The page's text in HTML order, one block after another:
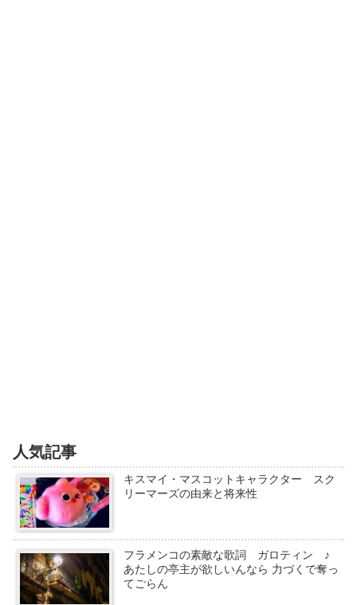
人気記事
キスマイ・マスコットキャラクター スク
リーマーズの由来と将来性
フラメンコの素敵な歌詞 ガロティン ♪
あたしの亭主が欲しいんなら 力づくで奪っ
てごらん